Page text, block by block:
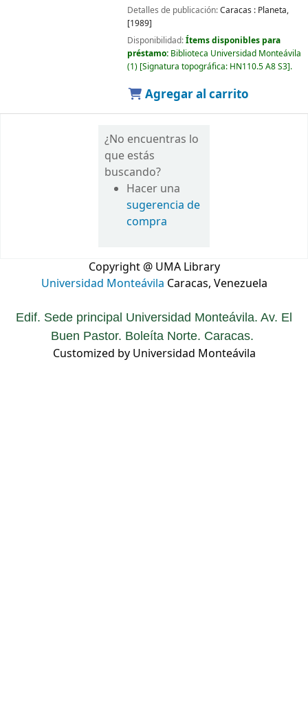
Detalles de publicación:Caracas : Planeta,
[1989]
Disponibilidad:Ítems disponibles para
préstamo: Biblioteca Universidad Monteávila
(1) Signatura topográfica: HN110.5 A8 S3 .
Agregar al carrito
¿No encuentras lo
que estás
buscando?
Hacer una
sugerencia de
compra
Copyright @ UMA Library
Universidad Monteávila Caracas, Venezuela
Edif. Sede principal Universidad Monteávila. Av. El
Buen Pastor. Boleíta Norte. Caracas.
Customized by Universidad Monteávila